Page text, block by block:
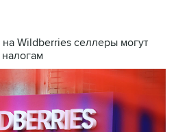
Wildberries селлеры могут